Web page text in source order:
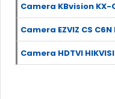
Camera KBvision KX-
Camera EZVIZ CS C6N
Camera HDTVI